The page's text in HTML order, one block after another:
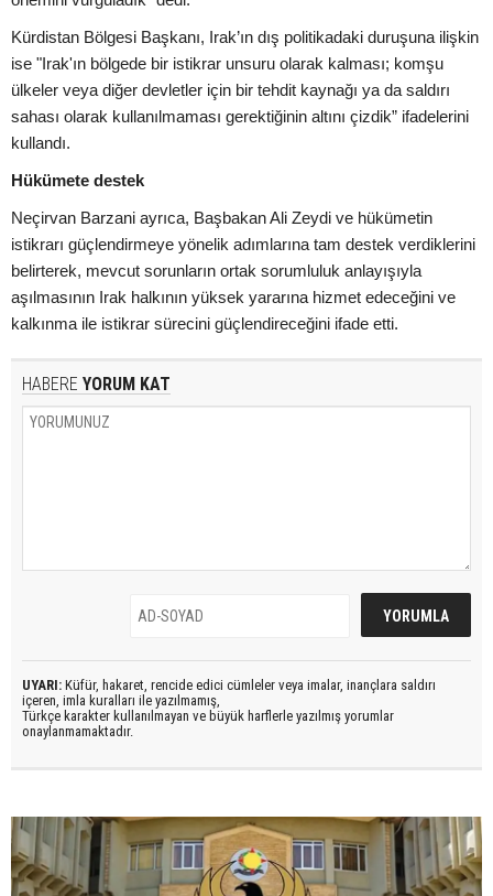
Kürdistan Bölgesi Başkanı, Irak’ın dış politikadaki duruşuna ilişkin
ise "Irak'ın bölgede bir istikrar unsuru olarak kalması; komşu
ülkeler veya diğer devletler için bir tehdit kaynağı ya da saldırı
sahası olarak kullanılmaması gerektiğinin altını çizdik” ifadelerini
kullandı.
Hükümete destek
Neçirvan Barzani ayrıca, Başbakan Ali Zeydi ve hükümetin
istikrarı güçlendirmeye yönelik adımlarına tam destek verdiklerini
belirterek, mevcut sorunların ortak sorumluluk anlayışıyla
aşılmasının Irak halkının yüksek yararına hizmet edeceğini ve
kalkınma ile istikrar sürecini güçlendireceğini ifade etti.
HABERE YORUM KAT
UYARI: Küfür, hakaret, rencide edici cümleler veya imalar, inançlara saldırı
içeren, imla kuralları ile yazılmamış,
Türkçe karakter kullanılmayan ve büyük harflerle yazılmış yorumlar
onaylanmamaktadır.